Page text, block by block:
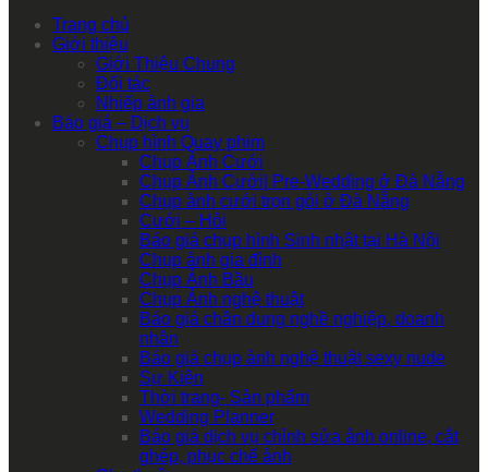
Trang chủ
Giới thiệu
Giới Thiệu Chung
Đối tác
Nhiếp ảnh gia
Báo giá – Dịch vụ
Chụp hình Quay phim
Chụp Ảnh Cưới
Chụp Ảnh Cưới| Pre-Wedding ở Đà Nẵng
Chụp ảnh cưới trọn gói ở Đà Nẵng
Cưới – Hỏi
Báo giá chụp hình Sinh nhật tại Hà Nội
Chụp ảnh gia đình
Chụp Ảnh Bầu
Chụp Ảnh nghệ thuật
Báo giá chân dung nghề nghiệp, doanh
nhân
Báo giá chụp ảnh nghệ thuật sexy nude
Sự Kiện
Thời trang- Sản phẩm
Wedding Planner
Báo giá dịch vụ chỉnh sửa ảnh online, cắt
ghép, phục chế ảnh